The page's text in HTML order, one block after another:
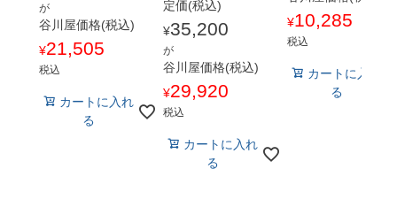
が
谷川屋価格(税込)
¥21,505
税込
カートに入れ
る
定価(税込)
¥35,200
が
谷川屋価格(税込)
¥29,920
税込
カートに入れ
る
¥10,285
税込
カートに入れ
る